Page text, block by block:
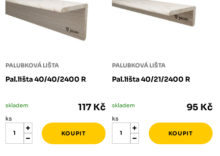
PALUBKOVÁ LIŠTA
Pal.lišta 40/40/2400 R
skladem 117 Kč
ks
PALUBKOVÁ LIŠTA
Pal.lišta 40/21/2400 R
skladem 95 Kč
ks